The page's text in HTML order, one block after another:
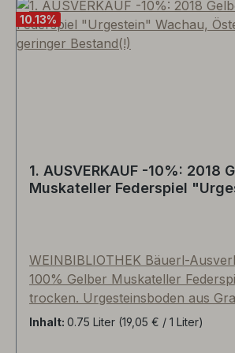
noch etwas verschlossen,
Pfefferl, auch bodenstämmige
zunächst viel frische Frucht, dann
10.13%
1. AUSVERKAUF -10%: 2018
Muskateller Federspiel
WEINBIBLIOTHEK Bäuerl-
100% Gelber Muskateller
trocken. Urgesteinsboden aus
Schiefer, Gneis u.w.m.,
Inhalt: 0.75 Liter (19,05 € / 1 Liter)